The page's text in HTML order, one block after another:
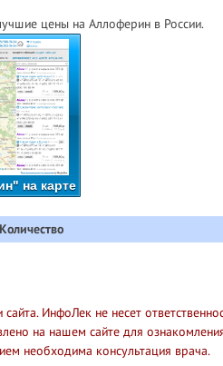
цены на Аллоферин в России.
на карте
Количество
ИнфоЛек не несет
на нашем сайте для
необходима консультация врача.